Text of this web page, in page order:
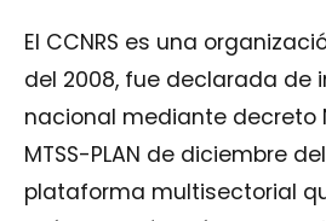
El CCNRS es una
del 2008, fue declarada de
nacional mediante decreto
MTSS-PLAN de diciembre
plataforma multisectorial